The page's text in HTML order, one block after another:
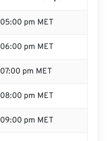
05:00 pm MET
06:00 pm MET
07:00 pm MET
08:00 pm MET
09:00 pm MET